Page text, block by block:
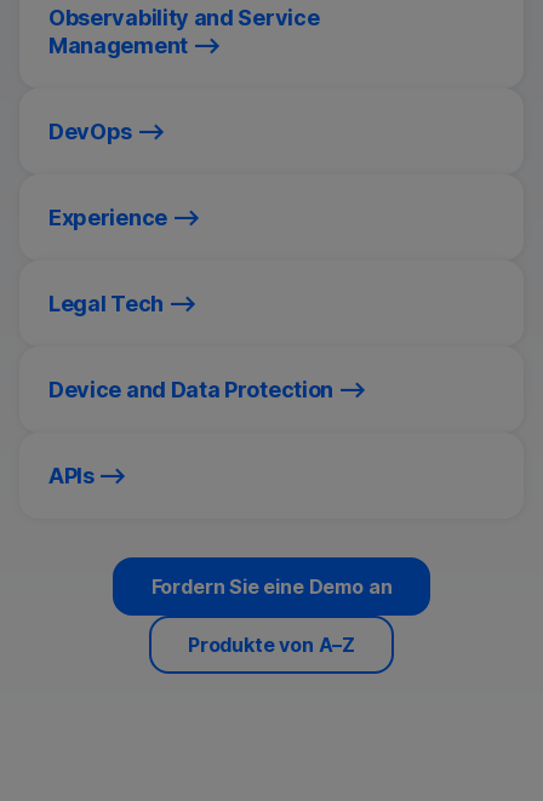
Observability and Service
Management
DevOps
Experience
Legal Tech
Device and Data Protection
APIs
Fordern Sie eine Demo an
Produkte von A–Z